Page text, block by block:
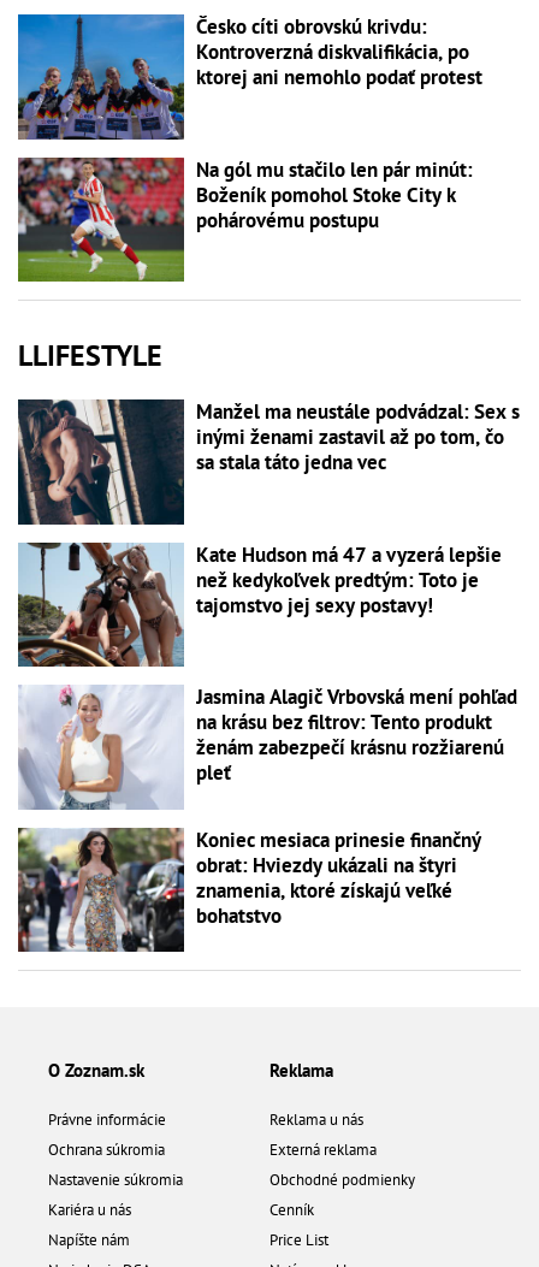
Česko cíti obrovskú krivdu:
Kontroverzná diskvalifikácia, po
ktorej ani nemohlo podať protest
Na gól mu stačilo len pár minút:
Boženík pomohol Stoke City k
pohárovému postupu
LLIFESTYLE
Manžel ma neustále podvádzal: Sex s
inými ženami zastavil až po tom, čo
sa stala táto jedna vec
Kate Hudson má 47 a vyzerá lepšie
než kedykoľvek predtým: Toto je
tajomstvo jej sexy postavy!
Jasmina Alagič Vrbovská mení pohľad
na krásu bez filtrov: Tento produkt
ženám zabezpečí krásnu rozžiarenú
pleť
Koniec mesiaca prinesie finančný
obrat: Hviezdy ukázali na štyri
znamenia, ktoré získajú veľké
bohatstvo
O Zoznam.sk
Právne informácie
Ochrana súkromia
Nastavenie súkromia
Kariéra u nás
Napíšte nám
Reklama
Reklama u nás
Externá reklama
Obchodné podmienky
Cenník
Price List